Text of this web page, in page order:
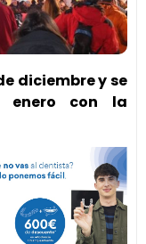
diciembre y se
enero con la